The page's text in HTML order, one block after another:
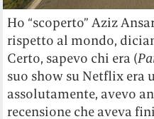
Ho “scoperto” Aziz
rispetto al mondo,
Certo, sapevo chi era (
suo show su Netflix era
assolutamente, avevo
recensione che aveva